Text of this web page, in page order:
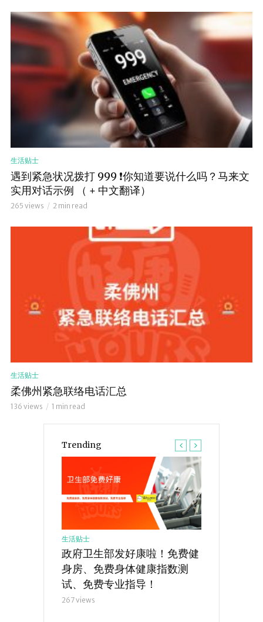
生活贴士
遇到紧急状况拨打 999 ❗️你知道要说什么吗？马来文
实用对话示例 （ + 中文翻译）
265 views 2 min read
生活贴士
柔佛州紧急联络电话汇总
136 views 1 min read
Trending
生活贴士
政府卫生部发好康啦！免费健
身房、免费身体健康指数测
试、免费专业指导！
267 views